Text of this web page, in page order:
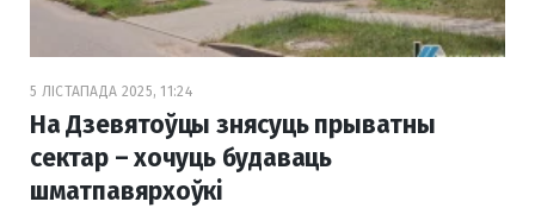
5 ЛІСТАПАДА 2025, 11:24
На Дзевятоўцы знясуць прыватны
сектар – хочуць будаваць
шматпавярхоўкі